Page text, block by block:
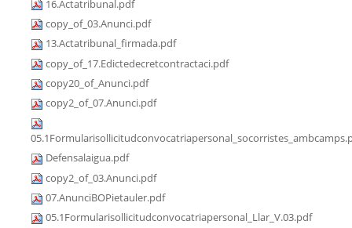
16.Actatribunal.pdf
copy_of_03.Anunci.pdf
13.Actatribunal_firmada.pdf
copy_of_17.Edictedecretcontractaci.pdf
copy20_of_Anunci.pdf
copy2_of_07.Anunci.pdf
Defensalaigua.pdf
copy2_of_03.Anunci.pdf
07.AnunciBOPietauler.pdf
05.1Formularisollicitudconvocatriapersonal_Llar_V.03.pdf